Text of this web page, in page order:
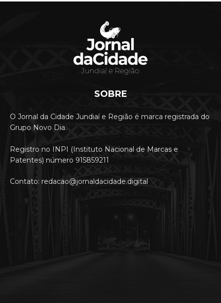
SOBRE
O Jornal da Cidade Jundiaí e Região é marca registrada do
Grupo Novo Dia.
Registro no INPI (Instituto Nacional de Marcas e
Patentes) número 915859211
Contato: redacao@jornaldacidade.digital